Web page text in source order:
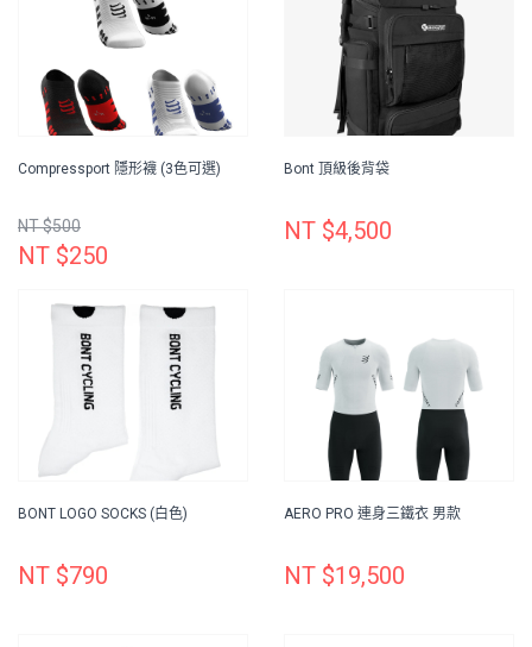
Compressport 隱形襪 (3色可選)
NT $500
NT $250
Bont 頂級後背袋
NT $4,500
BONT LOGO SOCKS (白色)
NT $790
AERO PRO 連身三鐵衣 男款
NT $19,500